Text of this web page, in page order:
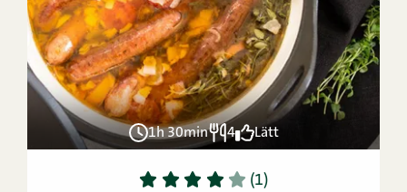
1h 30min 4 Lätt
1 2 3 4 5 (1)